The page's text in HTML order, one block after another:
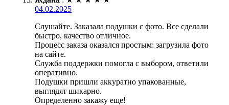
04.02.2025
Слушайте. Заказала подушки с фото. Все сделали
быстро, качество отличное.
Процесс заказа оказался простым: загрузила фото
на сайте.
Служба поддержки помогла с выбором, ответили
оперативно.
Подушки пришли аккуратно упакованные,
выглядят шикарно.
Определенно закажу еще!